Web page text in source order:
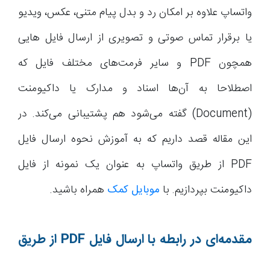
واتساپ علاوه بر امکان رد و بدل پیام متنی، عکس، ویدیو
یا برقرار تماس صوتی و تصویری از ارسال فایل هایی
همچون PDF و سایر فرمت‌های مختلف فایل که
اصطلاحا به آن‌ها اسناد و مدارک یا داکیومنت
(Document) گفته می‌شود هم پشتیبانی می‌کند. در
این مقاله قصد داریم که به آموزش نحوه ارسال فایل
PDF از طریق واتساپ به عنوان یک نمونه از فایل
داکیومنت بپردازیم. با موبایل کمک همراه باشید.
مقدمه‌ای در رابطه با ارسال فایلPDF از طریق